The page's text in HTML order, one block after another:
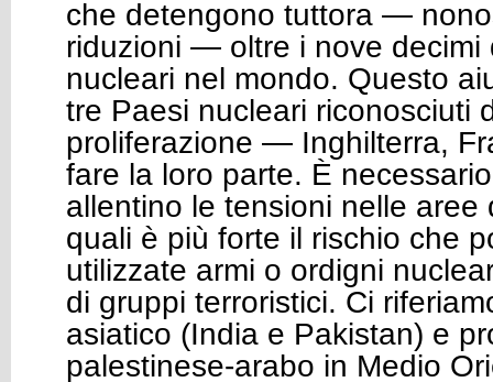
che detengono tuttora —
riduzioni — oltre i nove decimi
nucleari nel mondo. Questo
tre Paesi nucleari riconosciuti
proliferazione — Inghilterra,
fare la loro parte. È
allentino le tensioni nelle aree
quali è più forte il rischio che
utilizzate armi o ordigni
di gruppi terroristici. Ci
asiatico (India e Pakistan) e
palestinese-arabo in Medio